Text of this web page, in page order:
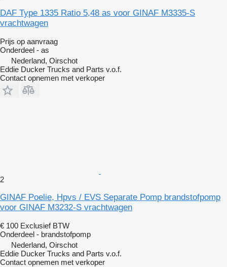
DAF Type 1335 Ratio 5,48 as voor GINAF M3335-S
vrachtwagen
Prijs op aanvraag
Onderdeel - as
Nederland, Oirschot
Eddie Ducker Trucks and Parts v.o.f.
Contact opnemen met verkoper
2
GINAF Poelie, Hpvs / EVS Separate Pomp brandstofpomp
voor GINAF M3232-S vrachtwagen
€ 100 Exclusief BTW
Onderdeel - brandstofpomp
Nederland, Oirschot
Eddie Ducker Trucks and Parts v.o.f.
Contact opnemen met verkoper